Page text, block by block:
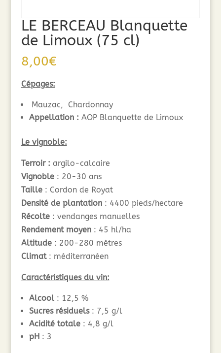
LE BERCEAU Blanquette
de Limoux (75 cl)
8,00€
Cépages:
Mauzac, Chardonnay
Appellation : AOP Blanquette de Limoux
Le vignoble:
Terroir : argilo-calcaire
Vignoble: 20-30 ans
Taille: Cordon de Royat
Densité de plantation: 4400 pieds/hectare
Récolte: vendanges manuelles
Rendement moyen: 45 hl/ha
Altitude: 200-280 mètres
Climat: méditerranéen
Caractéristiques du vin:
Alcool: 12,5 %
Sucres résiduels: 7,5 g/l
Acidité totale: 4,8 g/l
pH : 3